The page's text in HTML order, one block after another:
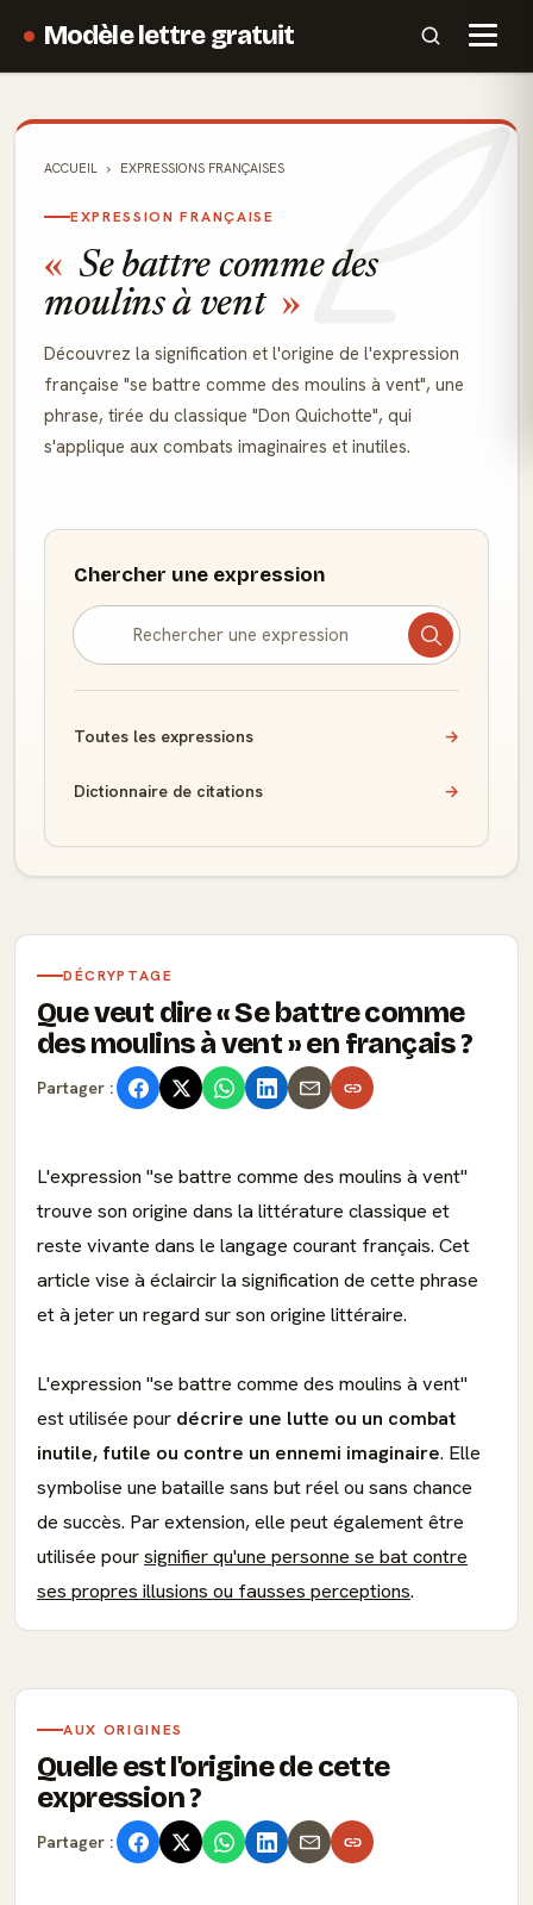
Modèle lettre gratuit
ACCUEIL EXPRESSIONS FRANÇAISES
EXPRESSION FRANÇAISE
Se battre comme des
moulins à vent
Découvrez la signification et l'origine de l'expression
française "se battre comme des moulins à vent", une
phrase, tirée du classique "Don Quichotte", qui
s'applique aux combats imaginaires et inutiles.
Chercher une expression
Toutes les expressions →
Dictionnaire de citations →
DÉCRYPTAGE
Que veut dire
Se battre comme
des moulins à vent
en français ?
Partager :
L'expression "se battre comme des moulins à vent"
trouve son origine dans la littérature classique et
reste vivante dans le langage courant français. Cet
article vise à éclaircir la signification de cette phrase
et à jeter un regard sur son origine littéraire.
L'expression "se battre comme des moulins à vent"
est utilisée pour décrire une lutte ou un combat
inutile, futile ou contre un ennemi imaginaire. Elle
symbolise une bataille sans but réel ou sans chance
de succès. Par extension, elle peut également être
utilisée poursignifier qu'une personne se bat contre
ses propres illusions ou fausses perceptions.
AUX ORIGINES
Quelle est l'origine de cette
expression ?
Partager :